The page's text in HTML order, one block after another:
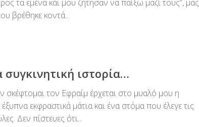
τα εμένα και μου ζήτησαν να παίξω μαζί τους”, μας
βρέθηκε κοντά...
ιστορία…
τον Εφραίμ έρχεται στο μυαλό μου η
εκφραστικά μάτια και ένα στόμα που έλεγε τις
Δεν πίστευες ότι...